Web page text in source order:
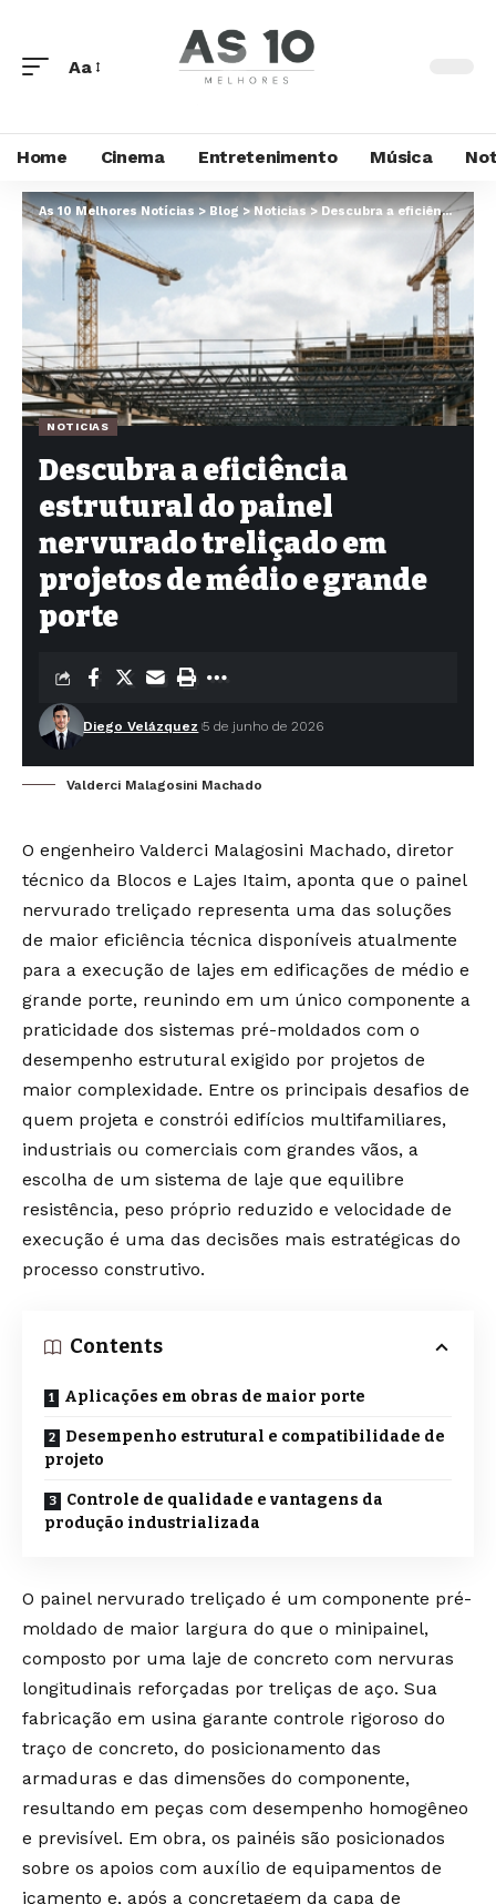
Aa
Home Cinema Entretenimento Música
As 10 Melhores Notícias>Blog >Noticias>Descubra a eficiência estrutural do painel nervurado treliçado em projetos de médio e grande porte
NOTICIAS
Descubra a eficiência
estrutural do painel
nervurado treliçado em
projetos de médio e grande
porte
Diego Velázquez 5 de junho de 2026
Valderci Malagosini Machado
O engenheiro Valderci Malagosini Machado, diretor
técnico da Blocos e Lajes Itaim, aponta que o painel
nervurado treliçado representa uma das soluções
de maior eficiência técnica disponíveis atualmente
para a execução de lajes em edificações de médio e
grande porte, reunindo em um único componente a
praticidade dos sistemas pré-moldados com o
desempenho estrutural exigido por projetos de
maior complexidade. Entre os principais desafios de
quem projeta e constrói edifícios multifamiliares,
industriais ou comerciais com grandes vãos, a
escolha de um sistema de laje que equilibre
resistência, peso próprio reduzido e velocidade de
execução é uma das decisões mais estratégicas do
processo construtivo.
Contents
Aplicações em obras de maior porte
Desempenho estrutural e compatibilidade de
projeto
Controle de qualidade e vantagens da
produção industrializada
O painel nervurado treliçado é um componente pré-
moldado de maior largura do que o minipainel,
composto por uma laje de concreto com nervuras
longitudinais reforçadas por treliças de aço. Sua
fabricação em usina garante controle rigoroso do
traço de concreto, do posicionamento das
armaduras e das dimensões do componente,
resultando em peças com desempenho homogêneo
e previsível. Em obra, os painéis são posicionados
sobre os apoios com auxílio de equipamentos de
içamento e, após a concretagem da capa de